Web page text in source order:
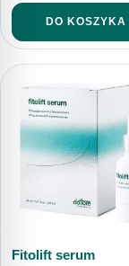
DO KOSZYKA
Fitolift serum